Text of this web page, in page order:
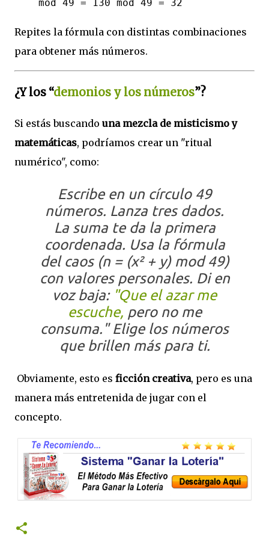
mod 49 = 130 mod 49 = 32
Repites la fórmula con distintas combinaciones
para obtener más números.
¿Y los “demonios y los números”?
Si estás buscando una mezcla de misticismo y
matemáticas, podríamos crear un "ritual
numérico", como:
Escribe en un círculo 49
números. Lanza tres dados.
La suma te da la primera
coordenada. Usa la fórmula
del caos (n = (x² + y) mod 49)
con valores personales. Di en
voz baja: "Que el azar me
escuche, pero no me
consuma."Elige los números
que brillen más para ti.
Obviamente, esto es ficción creativa, pero es una
manera más entretenida de jugar con el
concepto.